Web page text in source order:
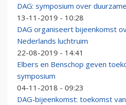
DAG: symposium over
13-11-2019 - 10:28
DAG organiseert bijeenkomst
Nederlands luchtruim
22-08-2019 - 14:41
Elbers en Benschop geven
symposium
04-11-2018 - 09:23
DAG-bijeenkomst: toekomst